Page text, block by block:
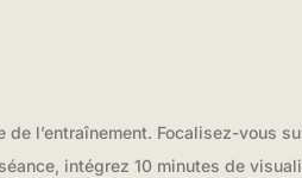
l’entraînement. Focalisez-vous
intégrez 10 minutes de